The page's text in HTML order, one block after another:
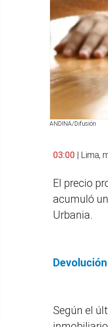
ANDINA/Difusión
03:00 | Lima,
El precio
acumuló
Urbania.
Según el